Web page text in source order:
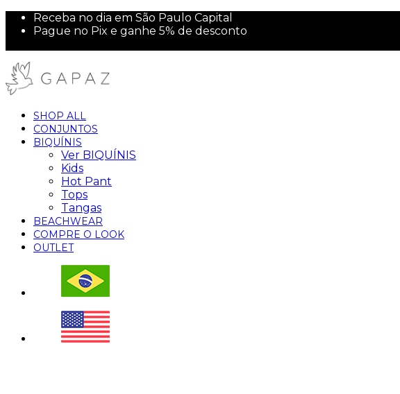
Receba no dia em São Paulo Capital
Pague no Pix e ganhe 5% de desconto
SHOP ALL
CONJUNTOS
BIQUÍNIS
Ver BIQUÍNIS
Kids
Hot Pant
Tops
Tangas
BEACHWEAR
COMPRE O LOOK
OUTLET